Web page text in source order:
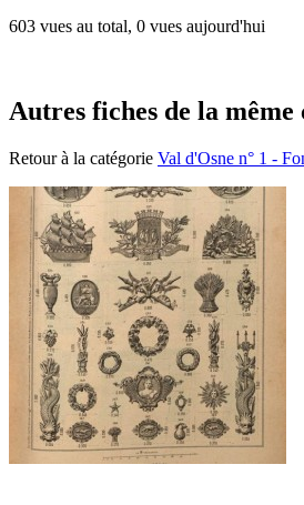
603 vues au total, 0 vues aujourd'hui
Autres fiches de la même
Retour à la catégorie Val d'Osne n° 1 -